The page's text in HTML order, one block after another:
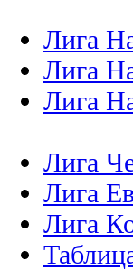
Лига
Лига
Лига
Лига
Лига
Лига